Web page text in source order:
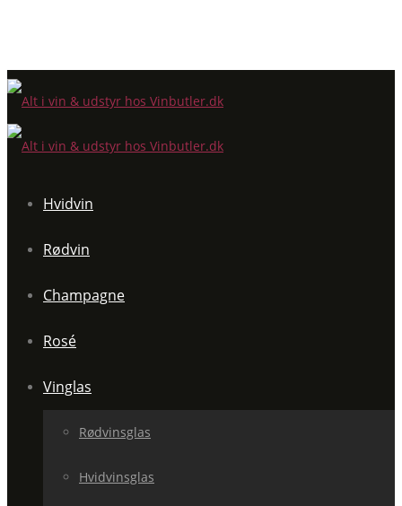
Hvidvin
Rødvin
Champagne
Rosé
Vinglas
Rødvinsglas
Hvidvinsglas